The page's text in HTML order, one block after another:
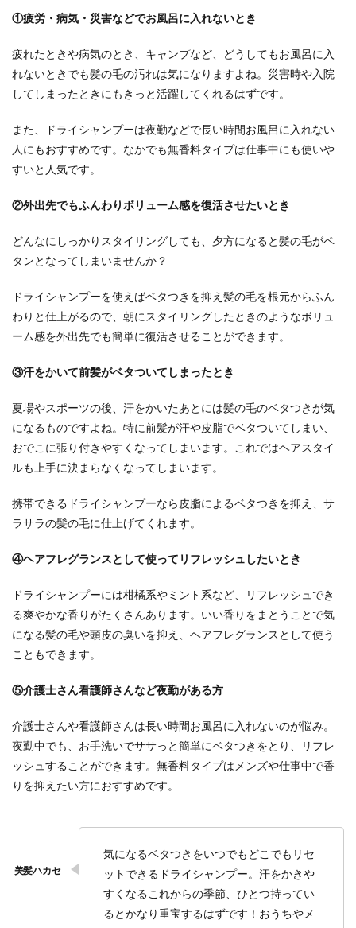
①疲労・病気・災害などでお風呂に入れないとき
疲れたときや病気のとき、キャンプなど、どうしてもお風呂に入
れないときでも髪の毛の汚れは気になりますよね。災害時や入院
してしまったときにもきっと活躍してくれるはずです。
また、ドライシャンプーは夜勤などで長い時間お風呂に入れない
人にもおすすめです。なかでも無香料タイプは仕事中にも使いや
すいと人気です。
②外出先でもふんわりボリューム感を復活させたいとき
どんなにしっかりスタイリングしても、夕方になると髪の毛がペ
タンとなってしまいませんか？
ドライシャンプーを使えばベタつきを抑え髪の毛を根元からふん
わりと仕上がるので、朝にスタイリングしたときのようなボリュ
ーム感を外出先でも簡単に復活させることができます。
③汗をかいて前髪がベタついてしまったとき
夏場やスポーツの後、汗をかいたあとには髪の毛のベタつきが気
になるものですよね。特に前髪が汗や皮脂でベタついてしまい、
おでこに張り付きやすくなってしまいます。これではヘアスタイ
ルも上手に決まらなくなってしまいます。
携帯できるドライシャンプーなら皮脂によるベタつきを抑え、サ
ラサラの髪の毛に仕上げてくれます。
④ヘアフレグランスとして使ってリフレッシュしたいとき
ドライシャンプーには柑橘系やミント系など、リフレッシュでき
る爽やかな香りがたくさんあります。いい香りをまとうことで気
になる髪の毛や頭皮の臭いを抑え、ヘアフレグランスとして使う
こともできます。
⑤介護士さん看護師さんなど夜勤がある方
介護士さんや看護師さんは長い時間お風呂に入れないのが悩み。
夜勤中でも、お手洗いでササっと簡単にベタつきをとり、リフレ
ッシュすることができます。無香料タイプはメンズや仕事中で香
りを抑えたい方におすすめです。
気になるベタつきをいつでもどこでもリセ
ットできるドライシャンプー。汗をかきや
すくなるこれからの季節、ひとつ持ってい
るとかなり重宝するはずです！おうちやメ